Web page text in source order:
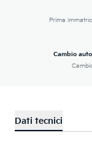
Prima
Cambio
Dati tecnici